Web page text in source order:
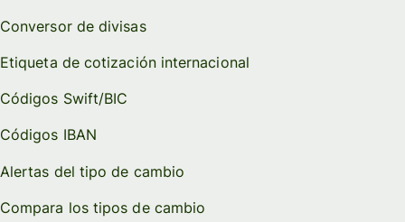
Conversor de divisas
Etiqueta de cotización internacional
Códigos Swift/BIC
Códigos IBAN
Alertas del tipo de cambio
Compara los tipos de cambio